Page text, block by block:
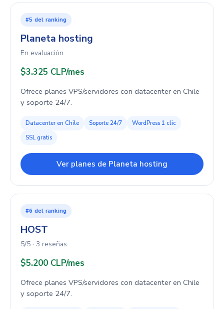
#5 del ranking
Planeta hosting
En evaluación
$3.325 CLP/mes
Ofrece planes VPS/servidores con datacenter en Chile
y soporte 24/7.
Datacenter en Chile Soporte 24/7
WordPress 1 clic
SSL gratis
Ver planes de Planeta hosting
#6 del ranking
HOST
5/5 · 3 reseñas
$5.200 CLP/mes
Ofrece planes VPS/servidores con datacenter en Chile
y soporte 24/7.